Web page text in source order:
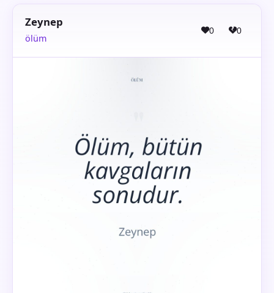
Zeynep
ölüm
0 0